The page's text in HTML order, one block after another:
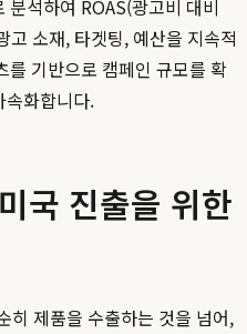
석하여 ROAS(광고비 대비
고 소재, 타겟팅, 예산을 지속적
를 기반으로 캠페인 규모를 확
화합니다.
국 진출을 위한
히 제품을 수출하는 것을 넘어,